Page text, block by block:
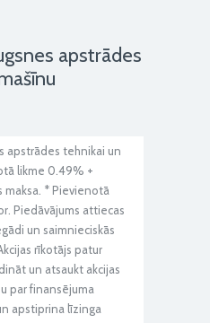
apstrādes
apstrādes tehnikai un
likme 0.49% +
maksa. * Pievienotā
Piedāvājums attiecas
un saimnieciskās
rīkotājs patur
un atsaukt akcijas
par finansējuma
apstiprina līzinga